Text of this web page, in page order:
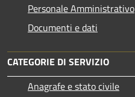
Personale Amministrativo
Documenti e dati
CATEGORIE DI SERVIZIO
Anagrafe e stato civile